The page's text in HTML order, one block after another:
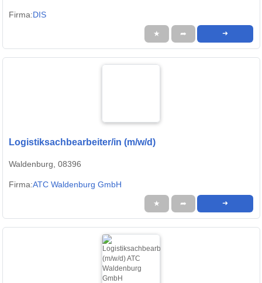
Firma:DIS
★ ➦ ➜
Logistiksachbearbeiter/in (m/w/d)
Waldenburg, 08396
Firma:ATC Waldenburg GmbH
★ ➦ ➜